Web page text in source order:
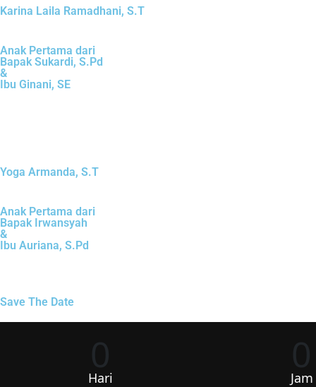
Karina Laila Ramadhani, S.T
Anak Pertama dari
Bapak Sukardi, S.Pd
&
Ibu Ginani, SE
Yoga Armanda, S.T
Anak Pertama dari
Bapak Irwansyah
&
Ibu Auriana, S.Pd
Save The Date
0
Hari 0
Jam